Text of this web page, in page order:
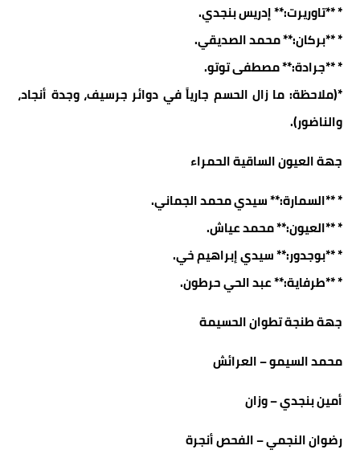
* **تاوريرت:** إدريس بنجدي.
* **بركان:** محمد الصديقي.
* **جرادة:** مصطفى توتو.
*(ملاحظة: ما زال الحسم جارياً في دوائر جرسيف، وجدة أنجاد،
والناضور).
جهة العيون الساقية الحمراء
* **السمارة:** سيدي محمد الجماني.
* **العيون:** محمد عياش.
* **بوجدور:** سيدي إبراهيم خي.
* **طرفاية:** عبد الحي حرطون.
جهة طنجة تطوان الحسيمة
​محمد السيمو – العرائش
​أمين بنجدي – وزان
​رضوان النجمي – الفحص أنجرة